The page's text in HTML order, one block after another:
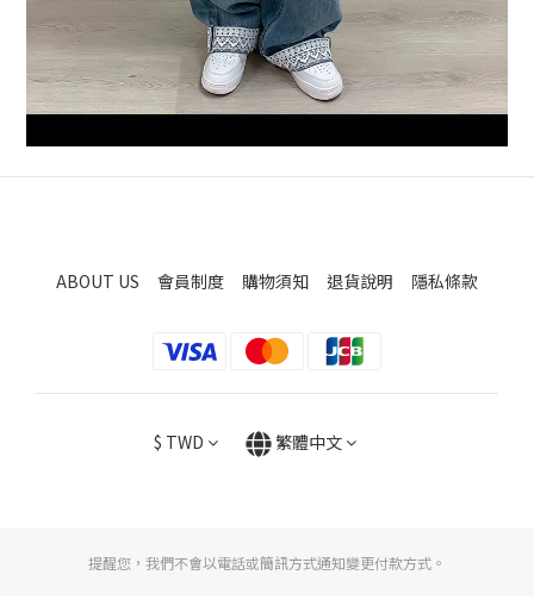
ABOUT US 會員制度 購物須知 退貨說明 隱私條款
$ TWD 繁體中文
提醒您，我們不會以電話或簡訊方式通知變更付款方式。